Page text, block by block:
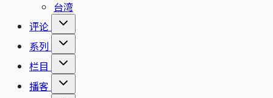
台湾
评论
系列
栏目
播客